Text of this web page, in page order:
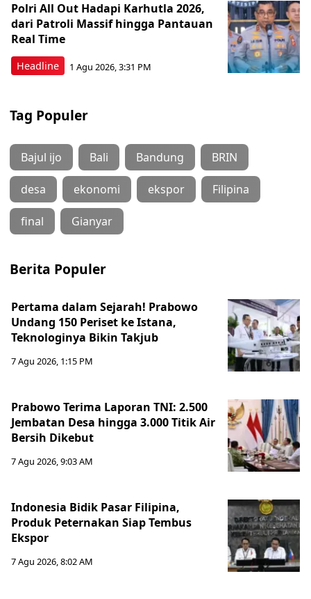
Headline
Polri All Out Hadapi Karhutla 2026,
dari Patroli Massif hingga Pantauan
Real Time
1 Agu 2026, 3:31 PM
Tag Populer
Bajul ijo Bali Bandung BRIN
desa ekonomi ekspor Filipina
final Gianyar
Berita Populer
Pertama dalam Sejarah! Prabowo
Undang 150 Periset ke Istana,
Teknologinya Bikin Takjub
7 Agu 2026, 1:15 PM
Prabowo Terima Laporan TNI: 2.500
Jembatan Desa hingga 3.000 Titik Air
Bersih Dikebut
7 Agu 2026, 9:03 AM
Indonesia Bidik Pasar Filipina,
Produk Peternakan Siap Tembus
Ekspor
7 Agu 2026, 8:02 AM